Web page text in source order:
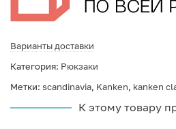
Варианты доставки
Категория: Рюкзаки
Метки: scandinavia, Kanken, kanken
К этому товару